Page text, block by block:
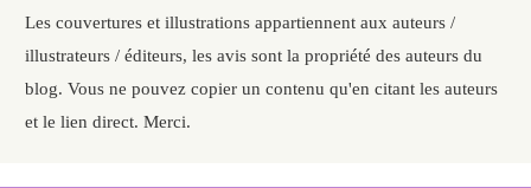
Les couvertures et illustrations appartiennent aux auteurs /
illustrateurs / éditeurs, les avis sont la propriété des auteurs du
blog. Vous ne pouvez copier un contenu qu'en citant les auteurs
et le lien direct. Merci.